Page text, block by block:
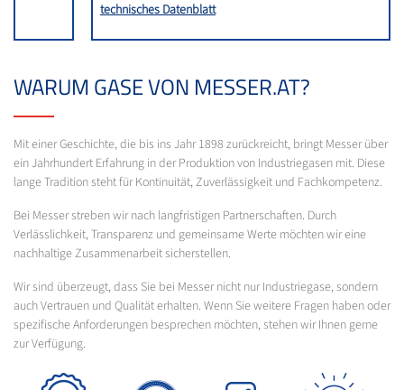
technisches Datenblatt
WARUM GASE VON MESSER.AT?
Mit einer Geschichte, die bis ins Jahr 1898 zurückreicht, bringt Messer über
ein Jahrhundert Erfahrung in der Produktion von Industriegasen mit. Diese
lange Tradition steht für Kontinuität, Zuverlässigkeit und Fachkompetenz.
Bei Messer streben wir nach langfristigen Partnerschaften. Durch
Verlässlichkeit, Transparenz und gemeinsame Werte möchten wir eine
nachhaltige Zusammenarbeit sicherstellen.
Wir sind überzeugt, dass Sie bei Messer nicht nur Industriegase, sondern
auch Vertrauen und Qualität erhalten. Wenn Sie weitere Fragen haben oder
spezifische Anforderungen besprechen möchten, stehen wir Ihnen gerne
zur Verfügung.